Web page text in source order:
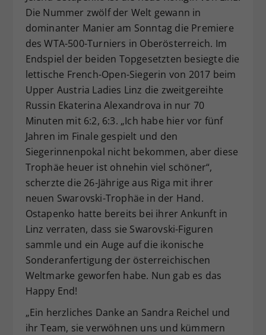
Die Nummer zwölf der Welt gewann in
dominanter Manier am Sonntag die Premiere
des WTA-500-Turniers in Oberösterreich. Im
Endspiel der beiden Topgesetzten besiegte die
lettische French-Open-Siegerin von 2017 beim
Upper Austria Ladies Linz die zweitgereihte
Russin Ekaterina Alexandrova in nur 70
Minuten mit 6:2, 6:3. „Ich habe hier vor fünf
Jahren im Finale gespielt und den
Siegerinnenpokal nicht bekommen, aber diese
Trophäe heuer ist ohnehin viel schöner“,
scherzte die 26-Jährige aus Riga mit ihrer
neuen Swarovski-Trophäe in der Hand.
Ostapenko hatte bereits bei ihrer Ankunft in
Linz verraten, dass sie Swarovski-Figuren
sammle und ein Auge auf die ikonische
Sonderanfertigung der österreichischen
Weltmarke geworfen habe. Nun gab es das
Happy End!
„Ein herzliches Danke an Sandra Reichel und
ihr Team, sie verwöhnen uns und kümmern
Zweck
Dieser Wert speichert Ihre Consent-
Einstellungen. Unter anderem eine
zufällig generierte ID, für die
historische Speicherung Ihrer
vorgenommen Einstellungen, falls der
Webseiten-Betreiber dies eingestellt
hat.